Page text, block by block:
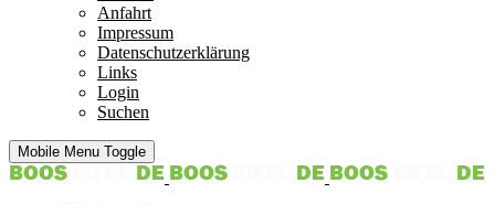
Anfahrt
Impressum
Datenschutzerklärung
Links
Login
Suchen
Mobile Menu Toggle